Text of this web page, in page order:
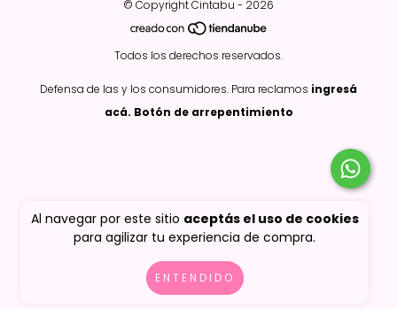
Al navegar por este sitio aceptás el uso de cookies
para agilizar tu experiencia de compra.
ENTENDIDO
© Copyright Cintabu - 2026
Todos los derechos reservados.
Defensa de las y los consumidores. Para reclamos ingresá
acá. Botón de arrepentimiento